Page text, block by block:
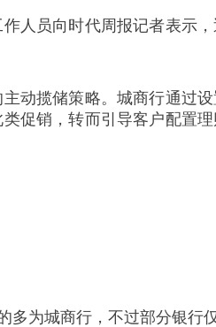
人员向时代周报记者表示
动揽储策略。城商行通过
促销，转而引导客户配置
为城商行，不过部分银行